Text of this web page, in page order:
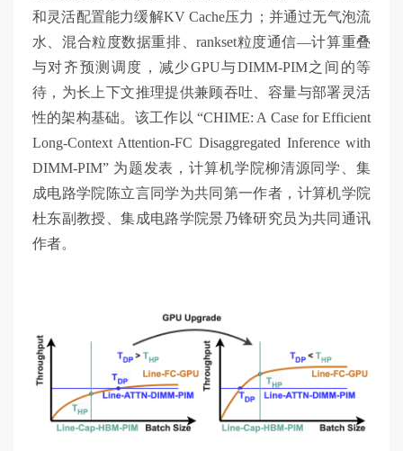
和灵活配置能力缓解KV Cache压力；并通过无气泡流
水、混合粒度数据重排、rankset粒度通信—计算重叠
与对齐预测调度，减少GPU与DIMM-PIM之间的等
待，为长上下文推理提供兼顾吞吐、容量与部署灵活
性的架构基础。该工作以 “CHIME: A Case for Efficient
Long-Context Attention-FC Disaggregated Inference with
DIMM-PIM” 为题发表，计算机学院柳清源同学、集
成电路学院陈立言同学为共同第一作者，计算机学院
杜东副教授、集成电路学院景乃锋研究员为共同通讯
作者。